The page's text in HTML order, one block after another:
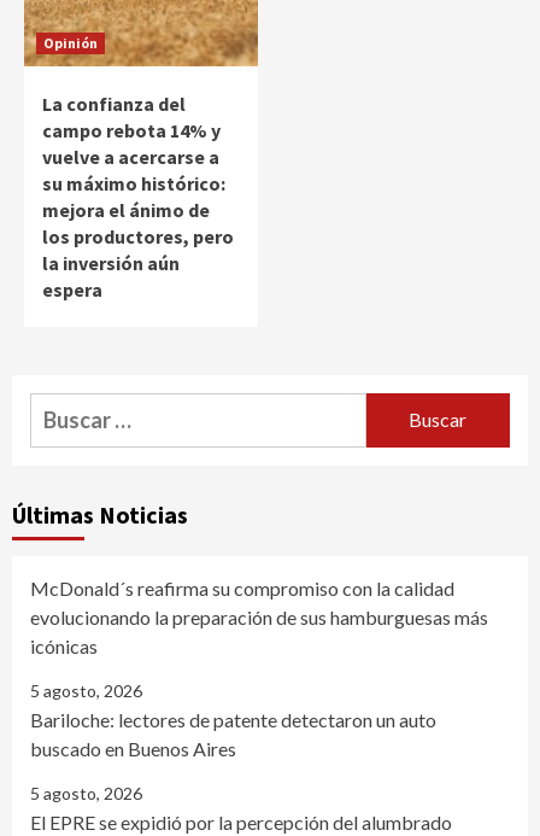
Opinión
La confianza del
campo rebota 14% y
vuelve a acercarse a
su máximo histórico:
mejora el ánimo de
los productores, pero
la inversión aún
espera
Buscar:
Últimas Noticias
McDonald´s reafirma su compromiso con la calidad
evolucionando la preparación de sus hamburguesas más
icónicas
5 agosto, 2026
Bariloche: lectores de patente detectaron un auto
buscado en Buenos Aires
5 agosto, 2026
El EPRE se expidió por la percepción del alumbrado